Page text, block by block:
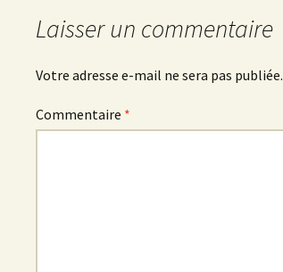
Laisser un commentaire
Votre adresse e-mail ne sera pas publiée.
Commentaire *